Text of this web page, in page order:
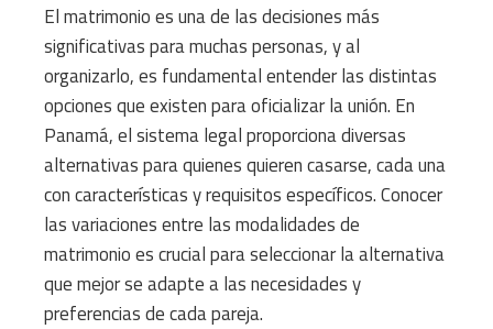
El matrimonio es una de las decisiones más
significativas para muchas personas, y al
organizarlo, es fundamental entender las distintas
opciones que existen para oficializar la unión. En
Panamá, el sistema legal proporciona diversas
alternativas para quienes quieren casarse, cada una
con características y requisitos específicos. Conocer
las variaciones entre las modalidades de
matrimonio es crucial para seleccionar la alternativa
que mejor se adapte a las necesidades y
preferencias de cada pareja.